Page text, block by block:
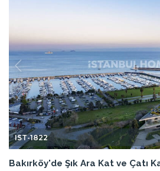
IST-1822
Bakırköy'de Şık Ara Kat ve Çatı